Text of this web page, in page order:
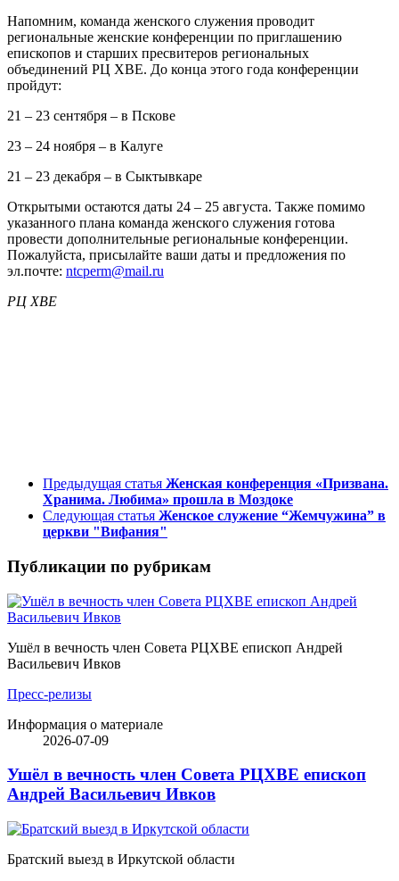
Напомним, команда женского служения проводит
региональные женские конференции по приглашению
епископов и старших пресвитеров региональных
объединений РЦ ХВЕ. До конца этого года конференции
пройдут:
21 – 23 сентября – в Пскове
23 – 24 ноября – в Калуге
21 – 23 декабря – в Сыктывкаре
Открытыми остаются даты 24 – 25 августа. Также помимо
указанного плана команда женского служения готова
провести дополнительные региональные конференции.
Пожалуйста, присылайте ваши даты и предложения по
эл.почте: ntcperm@mail.ru
РЦ ХВЕ
Предыдущая статья Женская конференция «Призвана.
Хранима. Любима» прошла в Моздоке
Следующая статья Женское служение “Жемчужина” в
церкви "Вифания"
Публикации по рубрикам
Ушёл в вечность член Совета РЦХВЕ епископ Андрей
Васильевич Ивков
Пресс-релизы
Информация о материале
2026-07-09
Ушёл в вечность член Совета РЦХВЕ епископ
Андрей Васильевич Ивков
Братский выезд в Иркутской области